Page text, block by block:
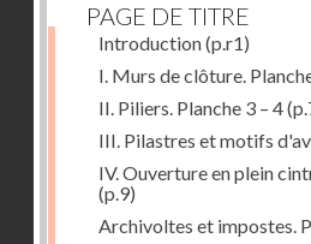
PAGE DE TITRE
Introduction(p.r1)
I. Murs de clôture.
II. Piliers. Planche 3 – 4
III. Pilastres et motifs
IV. Ouverture en plein
(p.9)
Archivoltes et impostes.